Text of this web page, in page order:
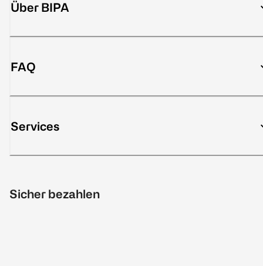
Über BIPA
FAQ
Services
Sicher bezahlen